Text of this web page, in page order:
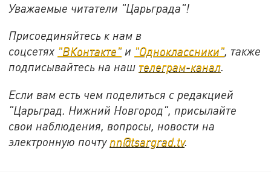
Уважаемые читатели "Царьграда"!
Присоединяйтесь к нам в
соцсетях "ВКонтакте" и "Одноклассники", также
подписывайтесь на наш телеграм-канал.
Если вам есть чем поделиться с редакцией
"Царьград. Нижний Новгород", присылайте
свои наблюдения, вопросы, новости на
электронную почту nn@tsargrad.tv.